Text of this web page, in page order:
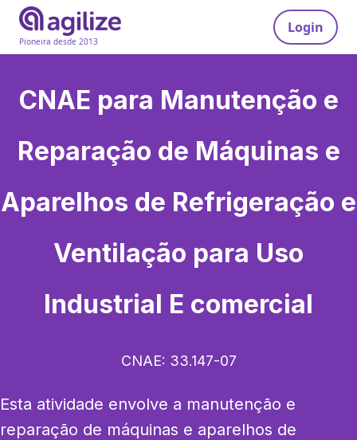
Pioneira desde 2013
Login
CNAE para Manutenção e
Reparação de Máquinas e
Aparelhos de Refrigeração e
Ventilação para Uso
Industrial E comercial
CNAE: 33.147-07
Esta atividade envolve a manutenção e
reparação de máquinas e aparelhos de